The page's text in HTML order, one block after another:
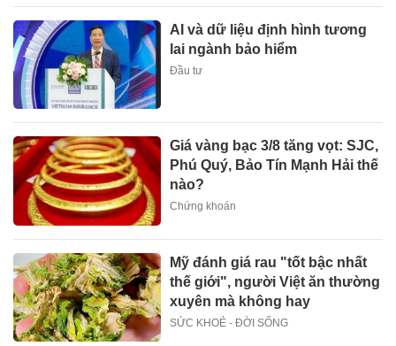
AI và dữ liệu định hình tương
lai ngành bảo hiểm
Đầu tư
Giá vàng bạc 3/8 tăng vọt: SJC,
Phú Quý, Bảo Tín Mạnh Hải thế
nào?
Chứng khoán
Mỹ đánh giá rau "tốt bậc nhất
thế giới", người Việt ăn thường
xuyên mà không hay
SỨC KHOẺ - ĐỜI SỐNG